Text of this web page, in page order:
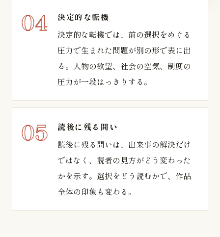
決定的な転機
決定的な転機では、前の選択をめぐる
圧力で生まれた問題が別の形で表に出
る。人物の欲望、社会の空気、制度の
圧力が一段はっきりする。
読後に残る問い
読後に残る問いは、出来事の解決だけ
ではなく、読者の見方がどう変わった
かを示す。選択をどう読むかで、作品
全体の印象も変わる。